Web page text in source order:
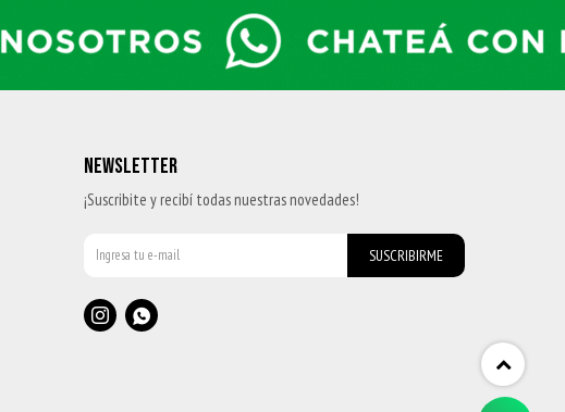
NEWSLETTER
¡Suscribite y recibí todas nuestras novedades!
SUSCRIBIRME
 